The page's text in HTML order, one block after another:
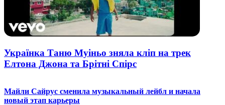
Українка Таню Муіньо зняла кліп на трек
Елтона Джона та Брітні Спірс
Майли Сайрус сменила музыкальный лейбл и начала
новый этап карьеры